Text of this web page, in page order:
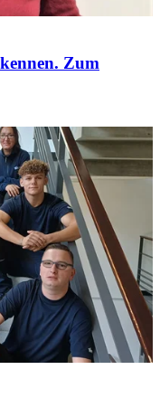
Zum